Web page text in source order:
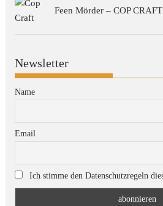
Feen Mörder – COP CRAFT
Newsletter
Name
Email
Ich stimme den Datenschutzregeln